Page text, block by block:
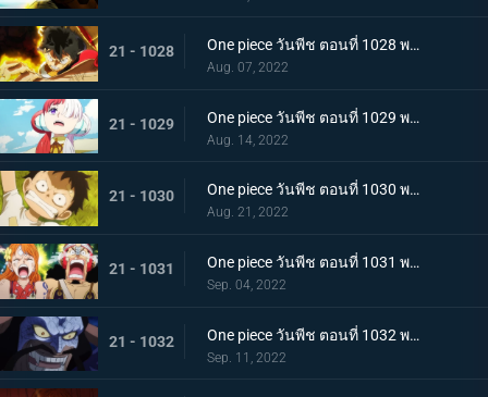
21 - 1028 One piece วันพีช ตอนที่ 1028 พากย์ไทย ก้ามข้ามสี่จักรพรรดิสิ หมัดเหล็กโต้กลับของลูฟี่
Aug. 07, 2022
21 - 1029 One piece วันพีช ตอนที่ 1029 พากย์ไทย ความทรงจำลางเลือน ลูฟี่กับอูตะลูกสาวของผมแดง
Aug. 14, 2022
21 - 1030 One piece วันพีช ตอนที่ 1030 พากย์ไทย คำสาบานต่อยุคสมัยใหม่! ลูฟี่กับอูตะ
Aug. 21, 2022
21 - 1031 One piece วันพีช ตอนที่ 1031 พากย์ไทย นามิตะโกนสุดเสียง เดธเรซแบบจนตรอก
Sep. 04, 2022
21 - 1032 One piece วันพีช ตอนที่ 1032 พากย์ไทย รุ่งอรุณของแคว้นวะ ทุกด้านประจันหน้าสุดเดือด
Sep. 11, 2022